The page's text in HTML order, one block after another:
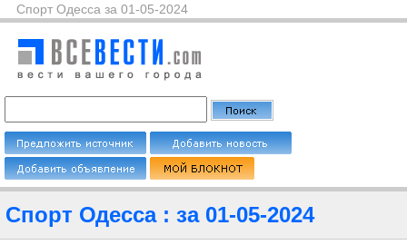
Спорт Одесса за 01-05-2024
Спорт Одесса : за 01-05-2024